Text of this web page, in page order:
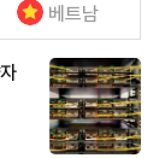
베트남